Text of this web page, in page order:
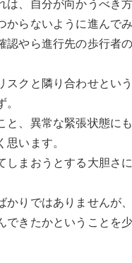
は、自分が向かうべき
らないように進んでみ
認やら進行先の歩行者
スクと隣り合わせとい
と、異常な緊張状態に
います。
まおうとする大胆さ
りではありませんが、
できたかということを